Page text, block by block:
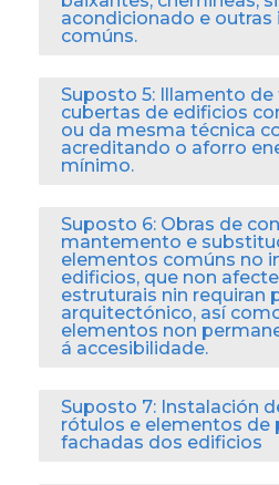
acondicionado e outras
comúns.
Suposto 5: Illamento de
cubertas de edificios
ou da mesma técnica
acreditando o aforro
mínimo.
Suposto 6: Obras de
mantemento e
elementos comúns no
edificios, que non
estruturais nin requiran
arquitectónico, así
elementos non
á accesibilidade.
Suposto 7: Instalación
rótulos e elementos de
fachadas dos edificios